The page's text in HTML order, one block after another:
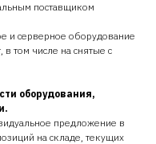
поставщиком
и серверное оборудование
в том числе на снятые с
оборудования,
предложение в
на складе, текущих